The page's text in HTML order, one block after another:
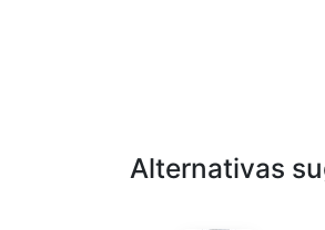
Alternativas